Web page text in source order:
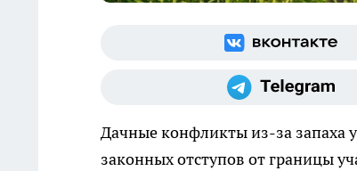
Дачные конфликты из-за запаха
законных отступов от границы